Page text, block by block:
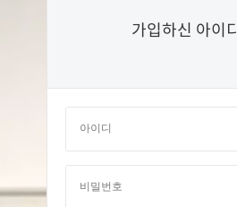
가입하신 아이